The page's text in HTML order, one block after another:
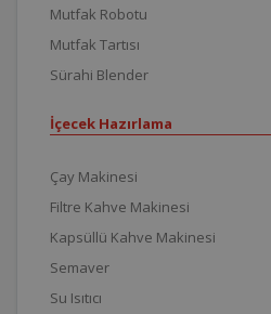
Mutfak Robotu
Mutfak Tartısı
Sürahi Blender
İçecek Hazırlama
Çay Makinesi
Filtre Kahve Makinesi
Kapsüllü Kahve Makinesi
Semaver
Su Isıtıcı